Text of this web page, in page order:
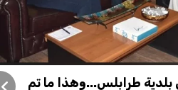
بلدية طرابلس...وهذا ما تم